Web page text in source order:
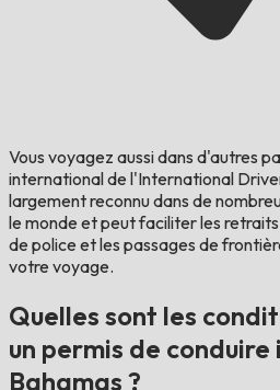
Vous voyagez aussi dans d'autres
international de l'International
largement reconnu dans de
le monde et peut faciliter les
de police et les passages de
votre voyage.
Quelles sont les
un permis de
Bahamas ?